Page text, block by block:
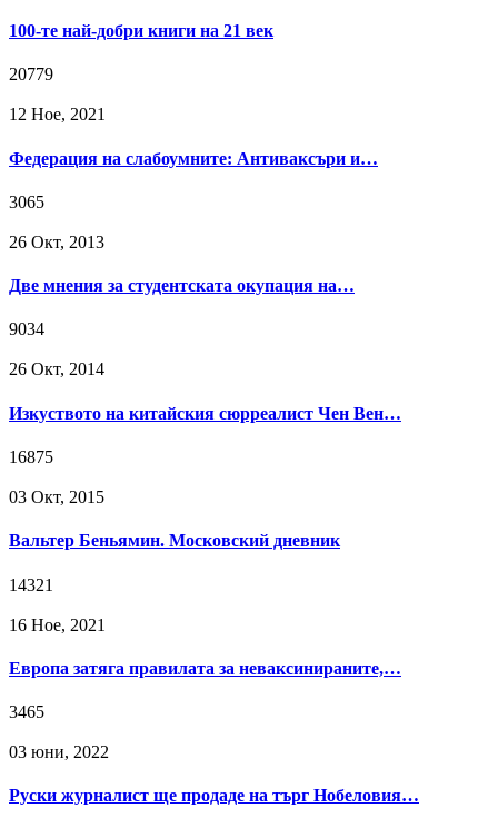
100-те най-добри книги на 21 век
20779
12 Ное, 2021
Федерация на слабоумните: Антиваксъри и…
3065
26 Окт, 2013
Две мнения за студентската окупация на…
9034
26 Окт, 2014
Изкуството на китайския сюрреалист Чен Вен…
16875
03 Окт, 2015
Вальтер Беньямин. Московский дневник
14321
16 Ное, 2021
Европа затяга правилата за неваксинираните,…
3465
03 юни, 2022
Руски журналист ще продаде на търг Нобеловия…